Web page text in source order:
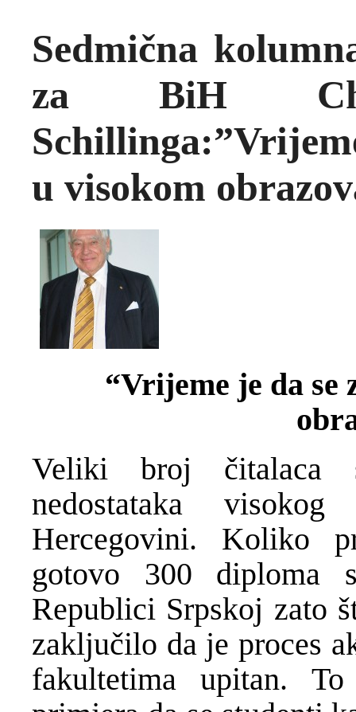
Sedmična
za BiH
u visokom
“Vrijeme je da se
Veliki broj čitalaca
nedostataka
Hercegovini. Koliko
gotovo 300 diploma
Republici Srpskoj zato
zaključilo da je proces
fakultetima upitan.